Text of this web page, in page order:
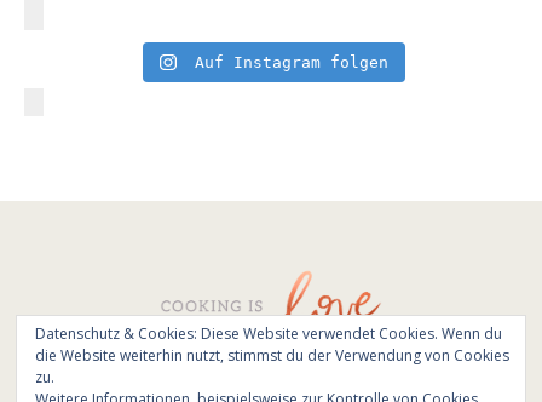
Auf Instagram folgen
© All Rights Reserved - Cooking is love 2017.
Datenschutz & Cookies: Diese Website verwendet Cookies. Wenn du
die Website weiterhin nutzt, stimmst du der Verwendung von Cookies
zu.